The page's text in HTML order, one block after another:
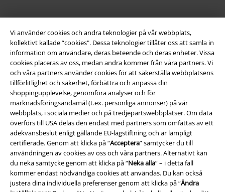
Vi använder cookies och andra teknologier på vår webbplats,
kollektivt kallade “cookies". Dessa teknologier tillåter oss att samla in
information om användare, deras beteende och deras enheter. Vissa
cookies placeras av oss, medan andra kommer från våra partners. Vi
och våra partners använder cookies för att säkerställa webbplatsens
tillförlitlighet och säkerhet, förbättra och anpassa din
shoppingupplevelse, genomföra analyser och för
marknadsföringsändamål (t.ex. personliga annonser) på vår
webbplats, i sociala medier och på tredjepartswebbplatser. Om data
överförs till USA delas den endast med partners som omfattas av ett
adekvansbeslut enligt gällande EU-lagstiftning och är lämpligt
certifierade. Genom att klicka på “Acceptera” samtycker du till
användningen av cookies av oss och våra partners. Alternativt kan
du neka samtycke genom att klicka på “Neka alla” – i detta fall
kommer endast nödvändiga cookies att användas. Du kan också
justera dina individuella preferenser genom att klicka på “Ändra
Juridisk information/Villkor
Villkor
Om oss
Ladda ner villkoren
Avfallshantering och miljöskydd
Försäkran om överensstämmelse